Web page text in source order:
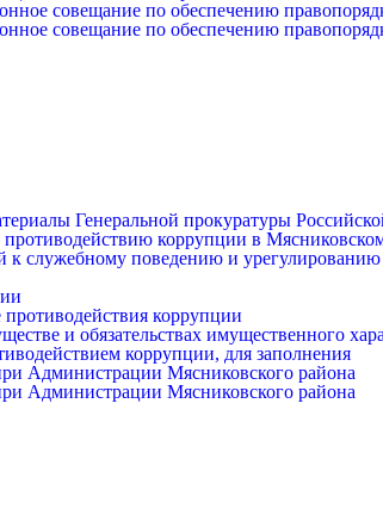
совещание по обеспечению
совещание по обеспечению
Генеральной прокуратуры
коррупции в
служебному поведению и урегулированию
коррупции
и обязательствах имущественного
коррупции, для заполнения
Администрации Мясниковского района
Администрации Мясниковского района